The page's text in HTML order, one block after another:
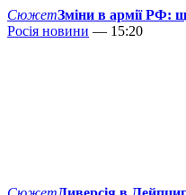
СюжетЗміни в армії РФ:
Росія новини — 15:20